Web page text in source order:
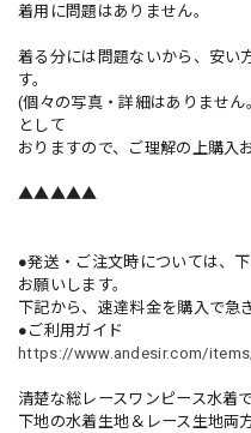
着用に問題はありません。
着る分には問題ないから、安い
す。
(個々の写真・詳細はありませ
として
おりますので、ご理解の上購入
▲▲▲▲▲
●発送・ご注文時については、
お願いします。
下記から、速達料金を購入で急
●ご利用ガイド
https://www.andesir.com/
清楚な総レースワンピース水着で
下地の水着生地＆レース生地両